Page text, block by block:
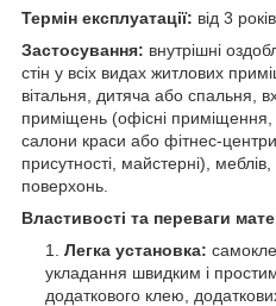
Термін експлуатації: від 3 років
Застосування: внутрішні
стін у всіх видах житлових
вітальня, дитяча або спальня,
приміщень (офісні приміщення,
салони краси або фітнес-
присутності, майстерні),
поверхонь.
Властивості та переваги
Легка установка:
укладання швидким і
додаткового клею,